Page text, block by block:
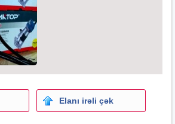
Elanı irəli çək